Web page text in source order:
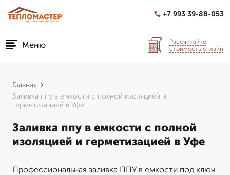
+7 993 39-88-053
Меню
Рассчитайте
стоимость онлайн
Главная
Заливка ппу в емкости с полной изоляцией и
герметизацией в Уфе
Заливка ппу в емкости с полной
изоляцией и герметизацией в Уфе
Профессиональная заливка ППУ в емкости под ключ